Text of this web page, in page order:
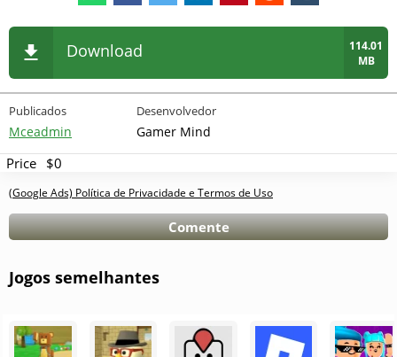
Download
114.01
MB
Publicados
Mceadmin
Desenvolvedor
Gamer Mind
Price $0
(Google Ads) Política de Privacidade e Termos de Uso
Comente
Jogos semelhantes